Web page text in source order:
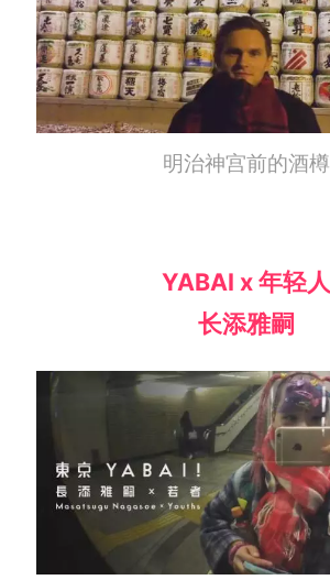
明治神宫前的酒樽
YABAI x 年轻人
长添雅嗣